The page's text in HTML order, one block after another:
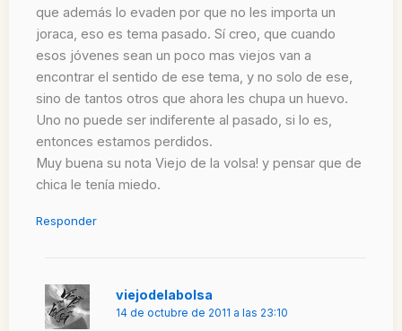
que además lo evaden por que no les importa un
joraca, eso es tema pasado. Sí creo, que cuando
esos jóvenes sean un poco mas viejos van a
encontrar el sentido de ese tema, y no solo de ese,
sino de tantos otros que ahora les chupa un huevo.
Uno no puede ser indiferente al pasado, si lo es,
entonces estamos perdidos.
Muy buena su nota Viejo de la volsa! y pensar que de
chica le tenía miedo.
Responder
viejodelabolsa
14 de octubre de 2011 a las 23:10